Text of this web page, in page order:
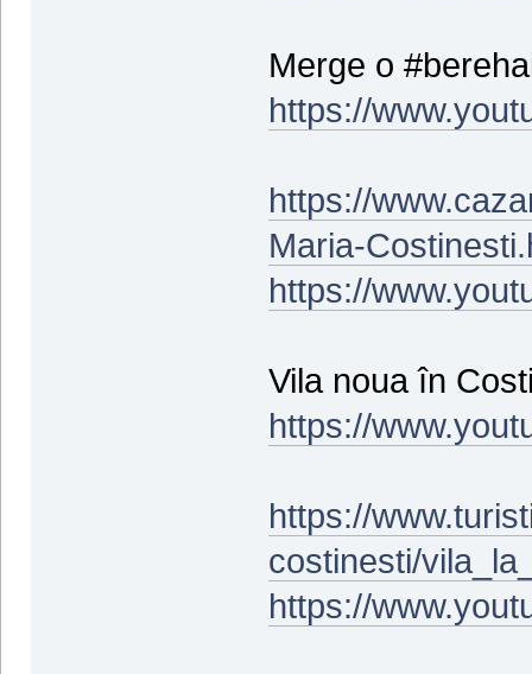
Merge o
https://
https://
Maria-
https://
Vila noua în
https://
https://
costinesti/
https://